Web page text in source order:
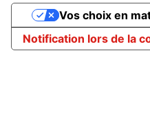
Notification lors de la
Vos choix en